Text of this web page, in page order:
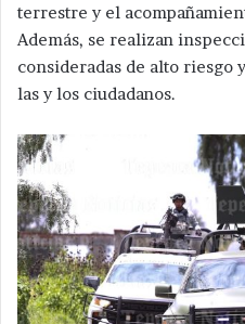
terrestre y el
Además, se realizan
consideradas de alto riesgo
las y los ciudadanos.